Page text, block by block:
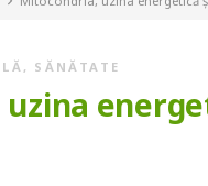
, SĂNĂTATE